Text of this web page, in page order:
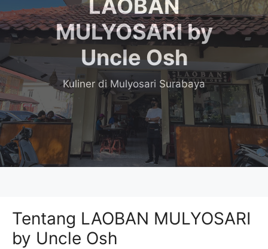
LAOBAN
MULYOSARI by
Uncle Osh
Kuliner di Mulyosari Surabaya
Tentang LAOBAN MULYOSARI
by Uncle Osh